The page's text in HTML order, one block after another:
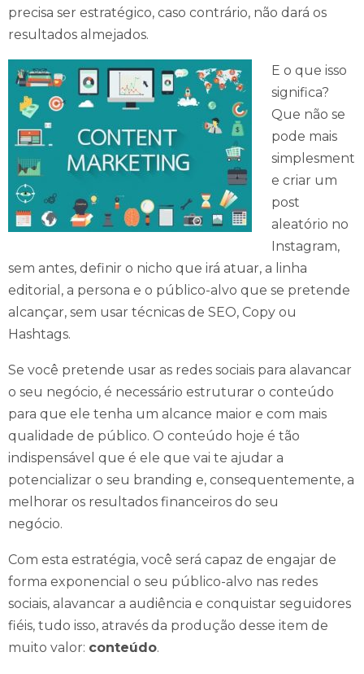
precisa ser estratégico, caso contrário, não dará os
resultados almejados.
E o que isso
significa?
Que não se
pode mais
simplesment
e criar um
post
aleatório no
Instagram,
sem antes, definir o nicho que irá atuar, a linha
editorial, a persona e o público-alvo que se pretende
alcançar, sem usar técnicas de SEO, Copy ou
Hashtags.
Se você pretende usar as redes sociais para alavancar
o seu negócio, é necessário estruturar o conteúdo
para que ele tenha um alcance maior e com mais
qualidade de público. O conteúdo hoje é tão
indispensável que é ele que vai te ajudar a
potencializar o seu branding e, consequentemente, a
melhorar os resultados financeiros do seu
negócio.
Com esta estratégia, você será capaz de engajar de
forma exponencial o seu público-alvo nas redes
sociais, alavancar a audiência e conquistar seguidores
fiéis, tudo isso, através da produção desse item de
muito valor: conteúdo.